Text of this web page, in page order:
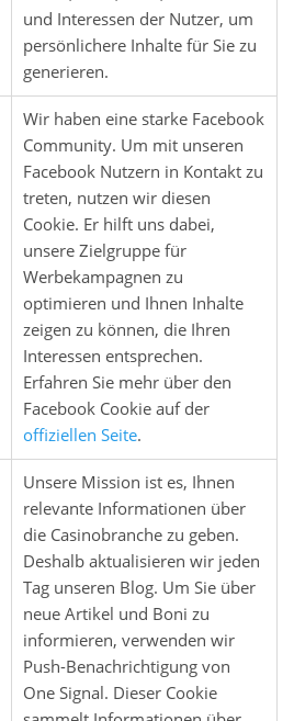
und Interessen der Nutzer, um
persönlichere Inhalte für Sie zu
generieren.
Wir haben eine starke Facebook
Community. Um mit unseren
Facebook Nutzern in Kontakt zu
treten, nutzen wir diesen
Cookie. Er hilft uns dabei,
unsere Zielgruppe für
Werbekampagnen zu
optimieren und Ihnen Inhalte
zeigen zu können, die Ihren
Interessen entsprechen.
Erfahren Sie mehr über den
Facebook Cookie auf der
offiziellen Seite.
Unsere Mission ist es, Ihnen
relevante Informationen über
die Casinobranche zu geben.
Deshalb aktualisieren wir jeden
Tag unseren Blog. Um Sie über
neue Artikel und Boni zu
informieren, verwenden wir
Push-Benachrichtigung von
One Signal. Dieser Cookie